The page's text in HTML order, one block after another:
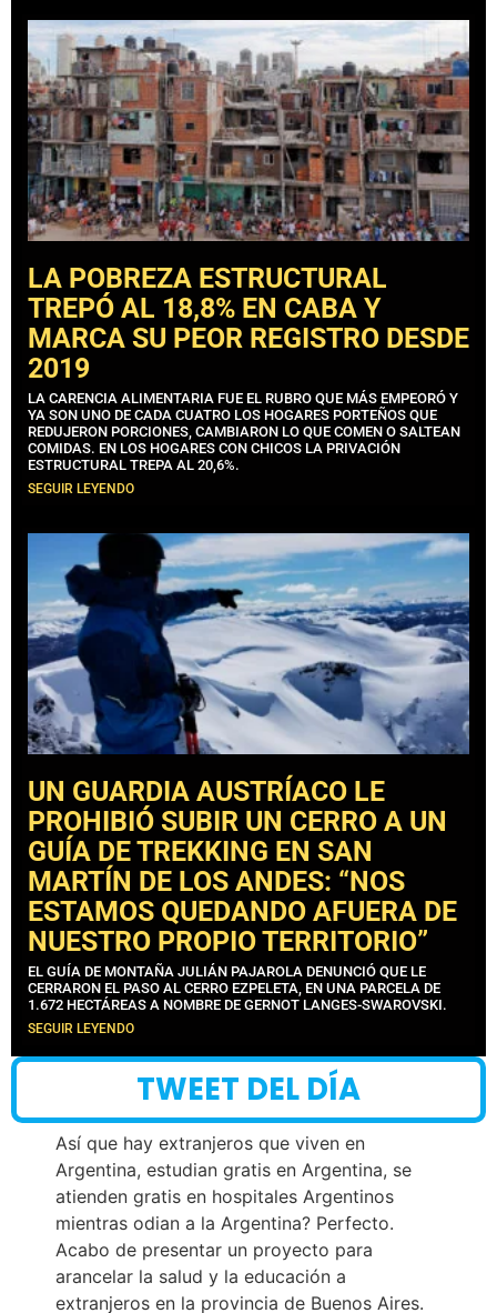
LA POBREZA ESTRUCTURAL
TREPÓ AL 18,8% EN CABA Y
MARCA SU PEOR REGISTRO DESDE
2019
LA CARENCIA ALIMENTARIA FUE EL RUBRO QUE MÁS EMPEORÓ Y
YA SON UNO DE CADA CUATRO LOS HOGARES PORTEÑOS QUE
REDUJERON PORCIONES, CAMBIARON LO QUE COMEN O SALTEAN
COMIDAS. EN LOS HOGARES CON CHICOS LA PRIVACIÓN
ESTRUCTURAL TREPA AL 20,6%.
SEGUIR LEYENDO
UN GUARDIA AUSTRÍACO LE
PROHIBIÓ SUBIR UN CERRO A UN
GUÍA DE TREKKING EN SAN
MARTÍN DE LOS ANDES: “NOS
ESTAMOS QUEDANDO AFUERA DE
NUESTRO PROPIO TERRITORIO”
EL GUÍA DE MONTAÑA JULIÁN PAJAROLA DENUNCIÓ QUE LE
CERRARON EL PASO AL CERRO EZPELETA, EN UNA PARCELA DE
1.672 HECTÁREAS A NOMBRE DE GERNOT LANGES-SWAROVSKI.
SEGUIR LEYENDO
TWEET DEL DÍA
Así que hay extranjeros que viven en
Argentina, estudian gratis en Argentina, se
atienden gratis en hospitales Argentinos
mientras odian a la Argentina? Perfecto.
Acabo de presentar un proyecto para
arancelar la salud y la educación a
extranjeros en la provincia de Buenos Aires.